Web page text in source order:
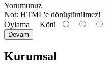
Yorumunuz
Not: HTML'e dönüştürülmez!
Oylama Kötü
Devam
Kurumsal